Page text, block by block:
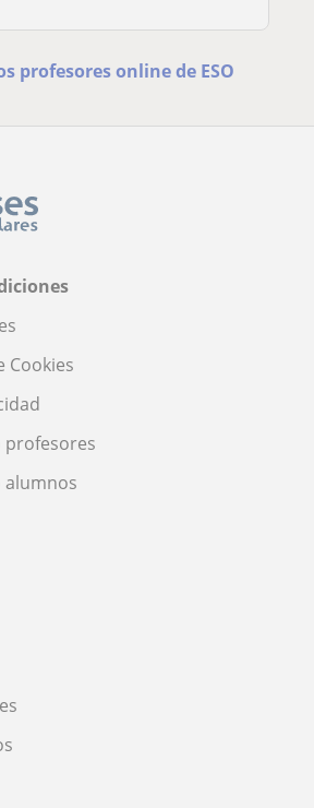
profesores online de ESO
Cookies
profesores
alumnos